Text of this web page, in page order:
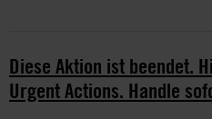
Diese Aktion ist beendet.
Urgent Actions. Handle